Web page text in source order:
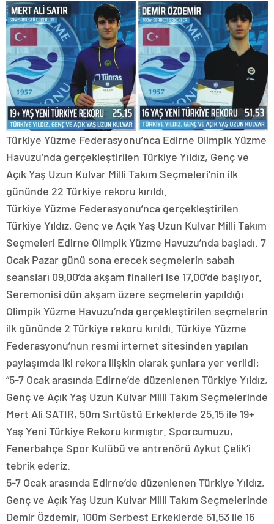
Türkiye Yüzme Federasyonu’nca Edirne Olimpik Yüzme
Havuzu’nda gerçekleştirilen Türkiye Yıldız, Genç ve
Açık Yaş Uzun Kulvar Milli Takım Seçmeleri’nin ilk
gününde 22 Türkiye rekoru kırıldı.
Türkiye Yüzme Federasyonu’nca gerçekleştirilen
Türkiye Yıldız, Genç ve Açık Yaş Uzun Kulvar Milli Takım
Seçmeleri Edirne Olimpik Yüzme Havuzu’nda başladı. 7
Ocak Pazar günü sona erecek seçmelerin sabah
seansları 09.00’da akşam finalleri ise 17.00’de başlıyor.
Seremonisi dün akşam üzere seçmelerin yapıldığı
Olimpik Yüzme Havuzu’nda gerçekleştirilen seçmelerin
ilk gününde 2 Türkiye rekoru kırıldı. Türkiye Yüzme
Federasyonu’nun resmi irternet sitesinden yapılan
paylaşımda iki rekora ilişkin olarak şunlara yer verildi:
“5-7 Ocak arasında Edirne’de düzenlenen Türkiye Yıldız,
Genç ve Açık Yaş Uzun Kulvar Milli Takım Seçmelerinde
Mert Ali SATIR, 50m Sırtüstü Erkeklerde 25.15 ile 19+
Yaş Yeni Türkiye Rekoru kırmıştır. Sporcumuzu,
Fenerbahçe Spor Kulübü ve antrenörü Aykut Çelik’i
tebrik ederiz.
5-7 Ocak arasında Edirne’de düzenlenen Türkiye Yıldız,
Genç ve Açık Yaş Uzun Kulvar Milli Takım Seçmelerinde
Demir Özdemir, 100m Serbest Erkeklerde 51.53 ile 16